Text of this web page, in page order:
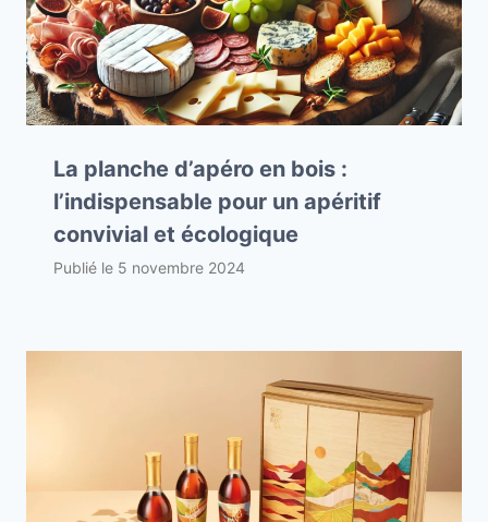
La planche d’apéro en bois :
l’indispensable pour un apéritif
convivial et écologique
Publié le 5 novembre 2024